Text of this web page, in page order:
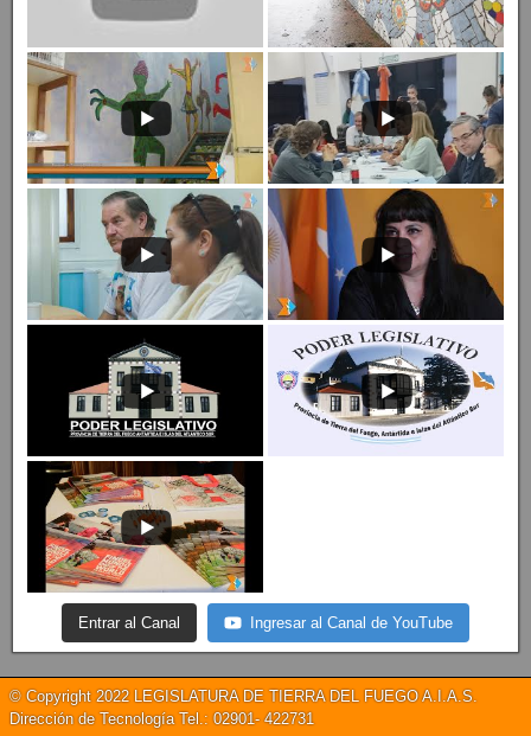
Entrar al Canal Ingresar al Canal de YouTube
© Copyright 2022 LEGISLATURA DE TIERRA DEL FUEGO A.I.A.S.
Dirección de Tecnología Tel.: 02901- 422731